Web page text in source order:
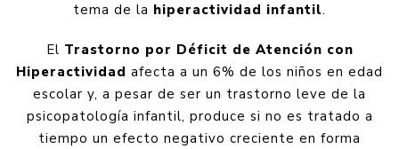
tema de la hiperactividad infantil.
El Trastorno por Déficit de Atención con
Hiperactividad afecta a un 6% de los niños en edad
escolar y, a pesar de ser un trastorno leve de la
psicopatología infantil, produce si no es tratado a
tiempo un efecto negativo creciente en forma